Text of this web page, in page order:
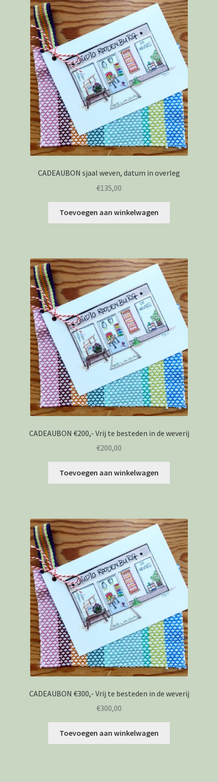
CADEAUBON sjaal weven, datum in overleg
€135,00
Toevoegen aan winkelwagen
CADEAUBON €200,- Vrij te besteden in de weverij
€200,00
Toevoegen aan winkelwagen
CADEAUBON €300,- Vrij te besteden in de weverij
€300,00
Toevoegen aan winkelwagen